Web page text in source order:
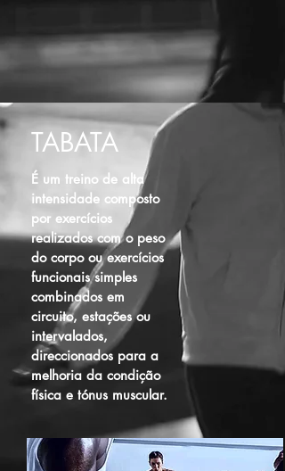
TABATA
É um treino de alta
intensidade composto
por exercícios
realizados com o peso
do corpo ou exercícios
funcionais simples
combinados em
circuito, estações ou
intervalados,
direccionados para a
melhoria da condição
física e tónus muscular.